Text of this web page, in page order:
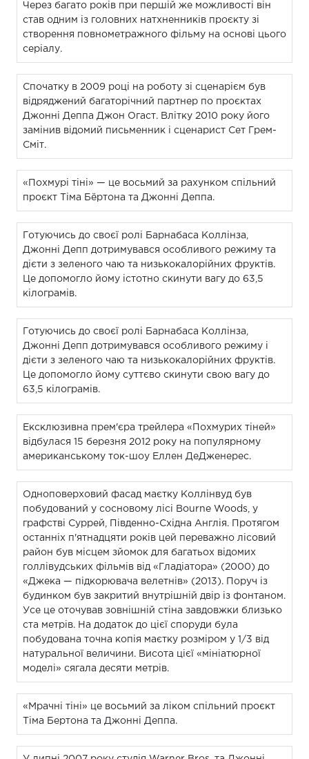
Через багато років при першій же можливості він
став одним із головних натхненників проєкту зі
створення повнометражного фільму на основі цього
серіалу.
Спочатку в 2009 році на роботу зі сценарієм був
відряджений багаторічний партнер по проєктах
Джонні Деппа Джон Огаст. Влітку 2010 року його
замінив відомий письменник і сценарист Сет Грем-
Сміт.
«Похмурі тіні» — це восьмий за рахунком спільний
проєкт Тіма Бёртона та Джонні Деппа.
Готуючись до своєї ролі Барнабаса Коллінза,
Джонні Депп дотримувався особливого режиму та
дієти з зеленого чаю та низькокалорійних фруктів.
Це допомогло йому істотно скинути вагу до 63,5
кілограмів.
Готуючись до своєї ролі Барнабаса Коллінза,
Джонні Депп дотримувався особливого режиму і
дієти з зеленого чаю та низькокалорійних фруктів.
Це допомогло йому суттєво скинути свою вагу до
63,5 кілограмів.
Ексклюзивна прем'єра трейлера «Похмурих тіней»
відбулася 15 березня 2012 року на популярному
американському ток-шоу Еллен ДеДженерес.
Одноповерховий фасад маєтку Коллінвуд був
побудований у сосновому лісі Bourne Woods, у
графстві Суррей, Південно-Східна Англія. Протягом
останніх п'ятнадцяти років цей переважно лісовий
район був місцем зйомок для багатьох відомих
голлівудських фільмів від «Гладіатора» (2000) до
«Джека — підкорювача велетнів» (2013). Поруч із
будинком був закритий внутрішній двір із фонтаном.
Усе це оточував зовнішній стіна завдовжки близько
ста метрів. На додаток до цієї споруди була
побудована точна копія маєтку розміром у 1/3 від
натуральної величини. Висота цієї «мініатюрної
моделі» сягала десяти метрів.
«Мрачні тіні» це восьмий за ліком спільний проєкт
Тіма Бертона та Джонні Деппа.